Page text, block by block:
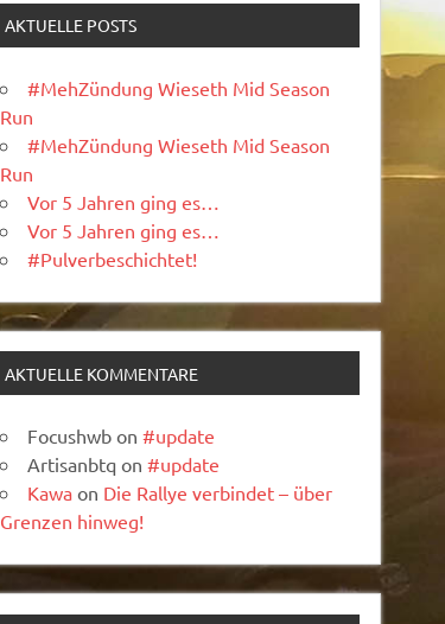
AKTUELLE POSTS
#MehZündung Wieseth Mid Season
Run
#MehZündung Wieseth Mid Season
Run
Vor 5 Jahren ging es…
Vor 5 Jahren ging es…
#Pulverbeschichtet!
AKTUELLE KOMMENTARE
Focushwb on#update
Artisanbtq on#update
Kawa on Die Rallye verbindet – über
Grenzen hinweg!